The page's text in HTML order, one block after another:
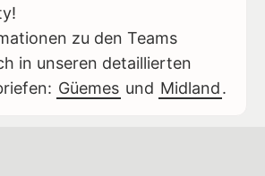
zu den Teams
in unseren detaillierten
Güemes und Midland.